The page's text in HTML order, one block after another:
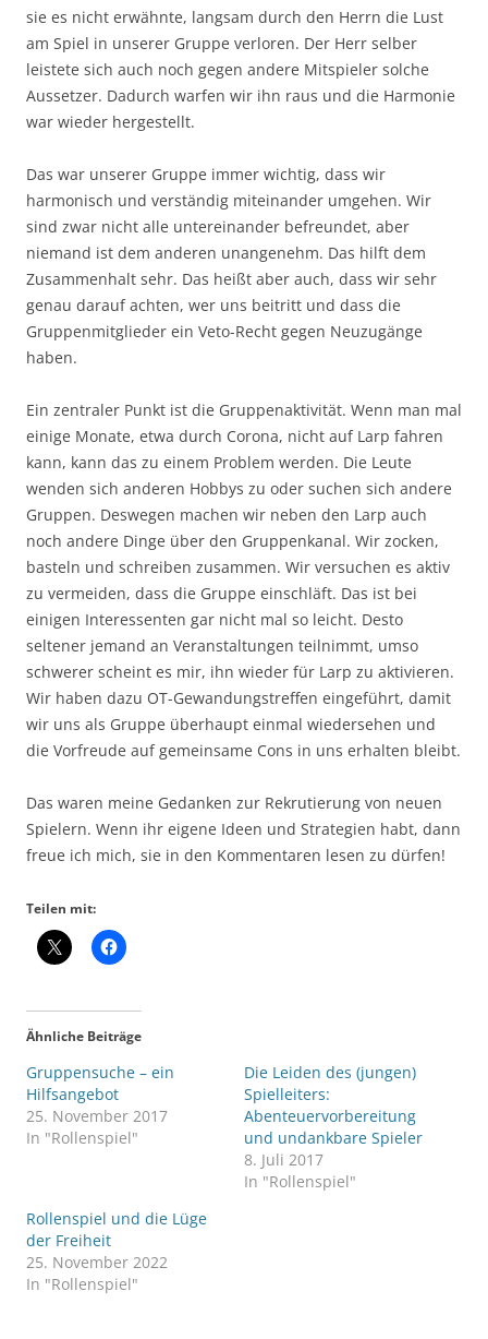
sie es nicht erwähnte, langsam durch den Herrn die Lust
am Spiel in unserer Gruppe verloren. Der Herr selber
leistete sich auch noch gegen andere Mitspieler solche
Aussetzer. Dadurch warfen wir ihn raus und die Harmonie
war wieder hergestellt.
Das war unserer Gruppe immer wichtig, dass wir
harmonisch und verständig miteinander umgehen. Wir
sind zwar nicht alle untereinander befreundet, aber
niemand ist dem anderen unangenehm. Das hilft dem
Zusammenhalt sehr. Das heißt aber auch, dass wir sehr
genau darauf achten, wer uns beitritt und dass die
Gruppenmitglieder ein Veto-Recht gegen Neuzugänge
haben.
Ein zentraler Punkt ist die Gruppenaktivität. Wenn man mal
einige Monate, etwa durch Corona, nicht auf Larp fahren
kann, kann das zu einem Problem werden. Die Leute
wenden sich anderen Hobbys zu oder suchen sich andere
Gruppen. Deswegen machen wir neben den Larp auch
noch andere Dinge über den Gruppenkanal. Wir zocken,
basteln und schreiben zusammen. Wir versuchen es aktiv
zu vermeiden, dass die Gruppe einschläft. Das ist bei
einigen Interessenten gar nicht mal so leicht. Desto
seltener jemand an Veranstaltungen teilnimmt, umso
schwerer scheint es mir, ihn wieder für Larp zu aktivieren.
Wir haben dazu OT-Gewandungstreffen eingeführt, damit
wir uns als Gruppe überhaupt einmal wiedersehen und
die Vorfreude auf gemeinsame Cons in uns erhalten bleibt.
Das waren meine Gedanken zur Rekrutierung von neuen
Spielern. Wenn ihr eigene Ideen und Strategien habt, dann
freue ich mich, sie in den Kommentaren lesen zu dürfen!
Teilen mit:
Ähnliche Beiträge
Gruppensuche – ein
Hilfsangebot
25. November 2017
In "Rollenspiel"
Die Leiden des (jungen)
Spielleiters:
Abenteuervorbereitung
und undankbare Spieler
8. Juli 2017
In "Rollenspiel"
Rollenspiel und die Lüge
der Freiheit
25. November 2022
In "Rollenspiel"